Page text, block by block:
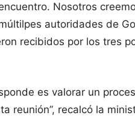
Nosotros
autoridades de
recibidos por los tres
es valorar un
reunión”, recalcó la